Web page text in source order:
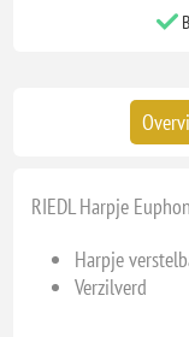
RIEDL Harpje
Harpje
Verzilverd